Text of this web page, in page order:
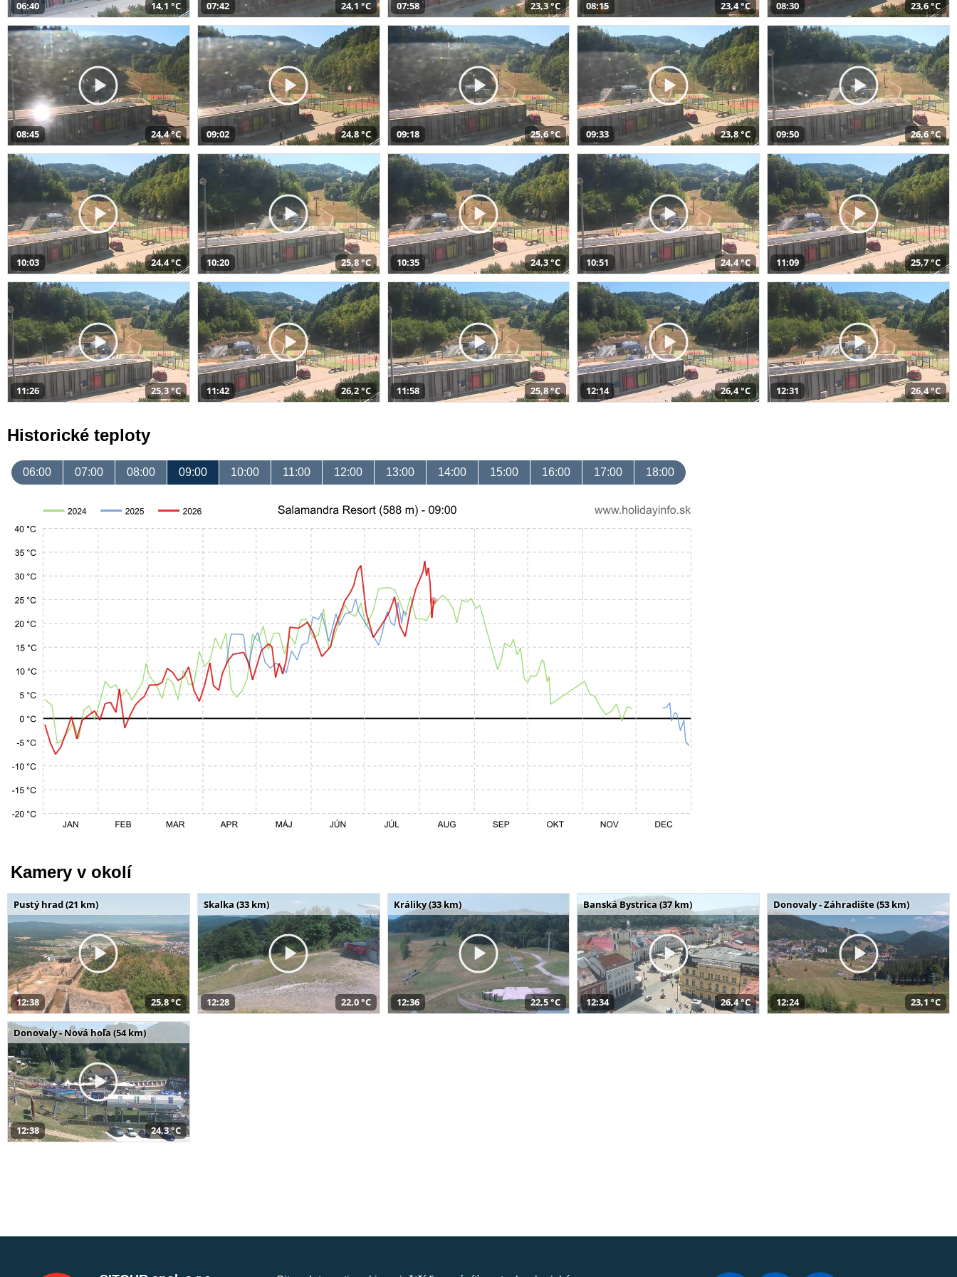
06:40 14,1 °C 07:42 24,1 °C 07:58 23,3 °C 08:15 23,4 °C 08:30 23,6 °C
08:45 24,4 °C 09:02 24,8 °C 09:18 25,6 °C 09:33 23,8 °C 09:50 26,6 °C
10:03 24,4 °C 10:20 25,8 °C 10:35 24,3 °C 10:51 24,4 °C 11:09 25,7 °C
11:26 25,3 °C 11:42 26,2 °C 11:58 25,8 °C 12:14 26,4 °C 12:31 26,4 °C
Historické teploty
06:00 07:00 08:00 09:00 10:00 11:00 12:00 13:00 14:00 15:00 16:00 17:00 18:00
Kamery v okolí
Pustý hrad (21 km)
12:38 25,8 °C
Skalka (33 km)
12:28 22,0 °C
Králiky (33 km)
12:36 22,5 °C
Banská Bystrica (37 km)
12:34 26,4 °C
Donovaly - Záhradište (53 km)
12:24 23,1 °C
Donovaly - Nová hoľa (54 km)
12:38 24,3 °C